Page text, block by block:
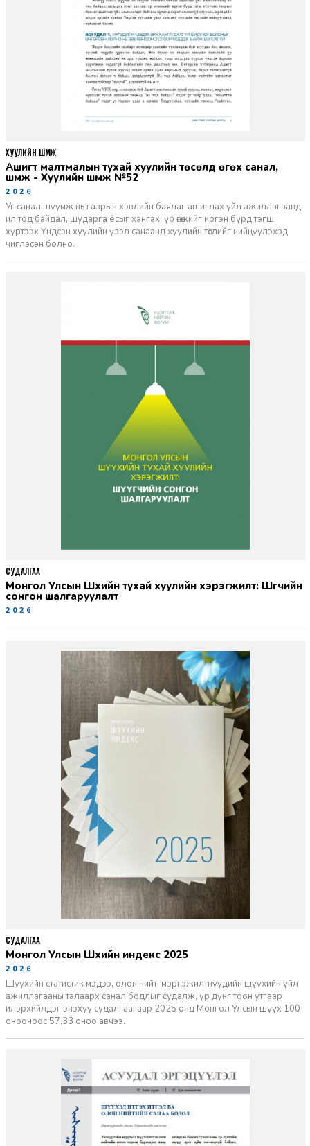
Ашигт малтмалын тухай хуулийн төсөлд өгөх санал,
шүүмж - Хуулийн шүүмж №52
2026-06-29
Уг санал шүүмж нь газрын хэвлийн баялаг ашиглах үйл ажиллагаанд
ил тод байдал, шударга ёсыг хангах, үр өгөөжийг иргэн бүрд тэгш
хүртээх Үндсэн хуулийн үзэл санаанд хуулийн төслийг нийцүүлэхэд
чиглэсэн болно.
ХУУЛИЙН ШҮҮМЖ
Монгол Улсын Шүүхийн тухай хуулийн хэрэгжилт: Шүүгчийн
сонгон шалгаруулалт
2026-06-19
СУДАЛГАА
Монгол Улсын Шүүхийн индекс 2025
2026-06-11
Шүүхийн статистик мэдээ, олон нийт, мэргэжилтнүүдийн шүүхийн үйл
ажиллагааны талаарх санал бодлыг судалж, үр дүнг тоон утгаар
илэрхийлдэг энэхүү судалгаагаар 2025 онд Монгол Улсын шүүх 100
онооноос 57,33 оноо авчээ.
СУДАЛГАА